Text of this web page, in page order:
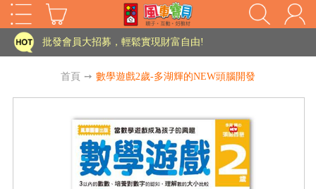
家長樂了!「風車書版集團暨FOOD超人企業總部」目前正興建中!
批發會員大招募，輕鬆實現財富自由!
老師您好!!幼教會員火熱招募中~
海外購物免煩惱！點我查看『海外購物流程說明』
批發會員大招募，輕鬆實現財富自由!
首頁 ➙ 數學遊戲2歲-多湖輝的NEW頭腦開發